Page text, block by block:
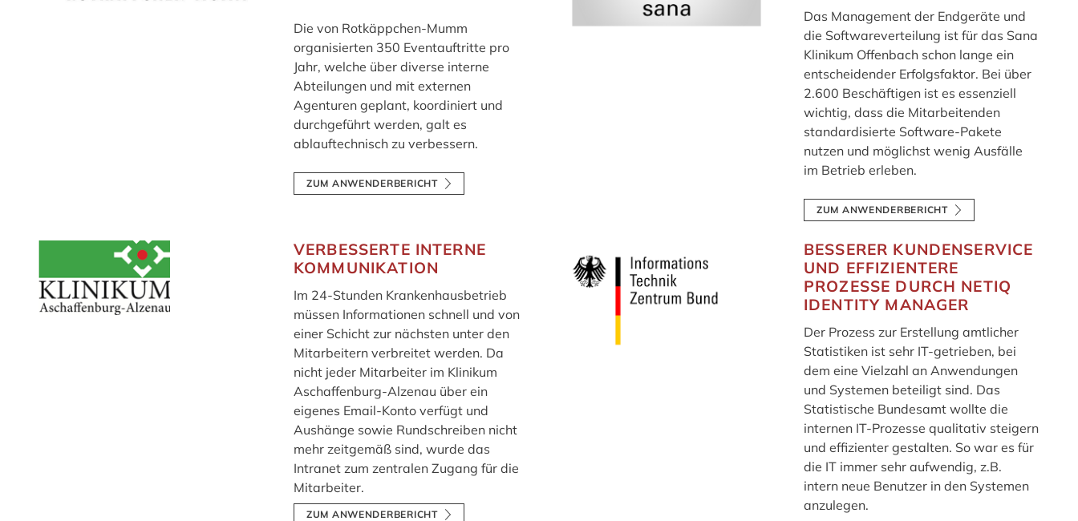
Die von Rotkäppchen-Mumm
organisierten 350 Eventauftritte pro
Jahr, welche über diverse interne
Abteilungen und mit externen
Agenturen geplant, koordiniert und
durchgeführt werden, galt es
ablauftechnisch zu verbessern.
ZUM ANWENDERBERICHT
Das Management der Endgeräte und
die Softwareverteilung ist für das Sana
Klinikum Offenbach schon lange ein
entscheidender Erfolgsfaktor. Bei über
2.600 Beschäftigen ist es essenziell
wichtig, dass die Mitarbeitenden
standardisierte Software-Pakete
nutzen und möglichst wenig Ausfälle
im Betrieb erleben.
ZUM ANWENDERBERICHT
VERBESSERTE INTERNE
KOMMUNIKATION
Im 24-Stunden Krankenhausbetrieb
müssen Informationen schnell und von
einer Schicht zur nächsten unter den
Mitarbeitern verbreitet werden. Da
nicht jeder Mitarbeiter im Klinikum
Aschaffenburg-Alzenau über ein
eigenes Email-Konto verfügt und
Aushänge sowie Rundschreiben nicht
mehr zeitgemäß sind, wurde das
Intranet zum zentralen Zugang für die
Mitarbeiter.
ZUM ANWENDERBERICHT
BESSERER KUNDENSERVICE
UND EFFIZIENTERE
PROZESSE DURCH NETIQ
IDENTITY MANAGER
Der Prozess zur Erstellung amtlicher
Statistiken ist sehr IT-getrieben, bei
dem eine Vielzahl an Anwendungen
und Systemen beteiligt sind. Das
Statistische Bundesamt wollte die
internen IT-Prozesse qualitativ steigern
und effizienter gestalten. So war es für
die IT immer sehr aufwendig, z.B.
intern neue Benutzer in den Systemen
anzulegen.